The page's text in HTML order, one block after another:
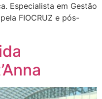
Especialista em Gestão
FIOCRUZ e pós-